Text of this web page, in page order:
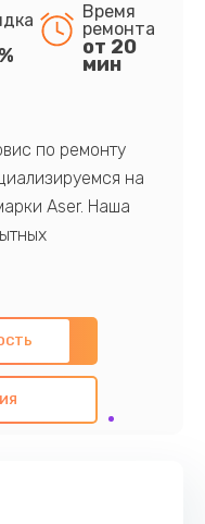
Время
ремонта
от 20
мин
по ремонту
на
Aser. Наша
знаниями и
ремонт с
компонентов, а
всех
- предоставить
записаться на